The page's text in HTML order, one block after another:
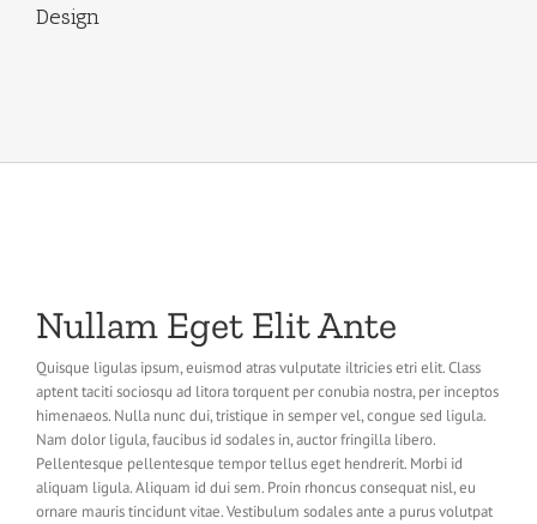
Design
Nullam Eget Elit Ante
Quisque ligulas ipsum, euismod atras vulputate iltricies etri elit. Class
aptent taciti sociosqu ad litora torquent per conubia nostra, per inceptos
himenaeos. Nulla nunc dui, tristique in semper vel, congue sed ligula.
Nam dolor ligula, faucibus id sodales in, auctor fringilla libero.
Pellentesque pellentesque tempor tellus eget hendrerit. Morbi id
aliquam ligula. Aliquam id dui sem. Proin rhoncus consequat nisl, eu
ornare mauris tincidunt vitae. Vestibulum sodales ante a purus volutpat